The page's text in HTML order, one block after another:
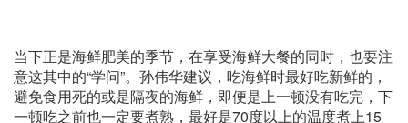
当下正是海鲜肥美的季节，在享受海鲜大餐的同时，也要注
意这其中的“学问”。孙伟华建议，吃海鲜时最好吃新鲜的，
避免食用死的或是隔夜的海鲜，即便是上一顿没有吃完，下
一顿吃之前也一定要煮熟，最好是70度以上的温度煮上15